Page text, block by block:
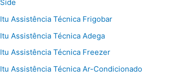
Side
Itu Assistência Técnica Frigobar
Itu Assistência Técnica Adega
Itu Assistência Técnica Freezer
Itu Assistência Técnica Ar-Condicionado